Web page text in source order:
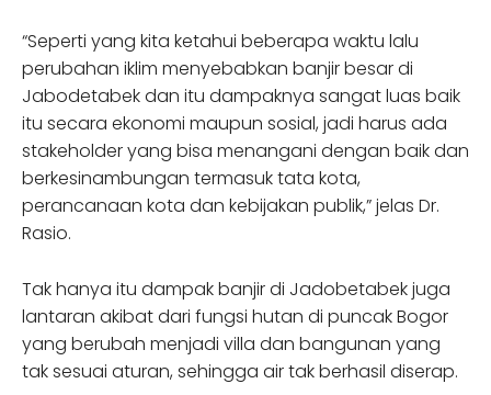
“Seperti yang kita ketahui beberapa waktu lalu
perubahan iklim menyebabkan banjir besar di
Jabodetabek dan itu dampaknya sangat luas baik
itu secara ekonomi maupun sosial, jadi harus ada
stakeholder yang bisa menangani dengan baik dan
berkesinambungan termasuk tata kota,
perancanaan kota dan kebijakan publik,” jelas Dr.
Rasio.
Tak hanya itu dampak banjir di Jadobetabek juga
lantaran akibat dari fungsi hutan di puncak Bogor
yang berubah menjadi villa dan bangunan yang
tak sesuai aturan, sehingga air tak berhasil diserap.